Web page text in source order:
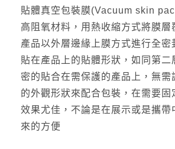
貼體真空包裝膜(Vacuum skin
高阻氧材料，用熱收縮方式將膜層
產品以外層邊緣上膜方式進行全密
貼在產品上的貼體形狀，如同第二
密的貼合在需保護的產品上，無需
的外觀形狀來配合包裝，在需要固
效果尤佳，不論是在展示或是攜帶
來的方便